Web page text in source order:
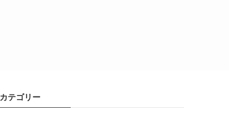
カテゴリー